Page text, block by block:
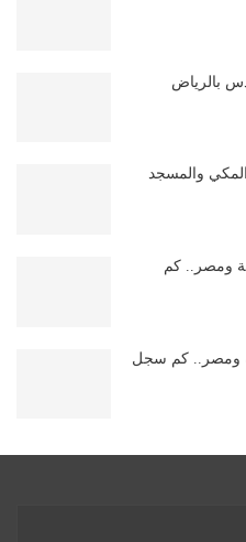
بالرياض
والمسجد
ومصر.. كم
ومصر.. كم سجل